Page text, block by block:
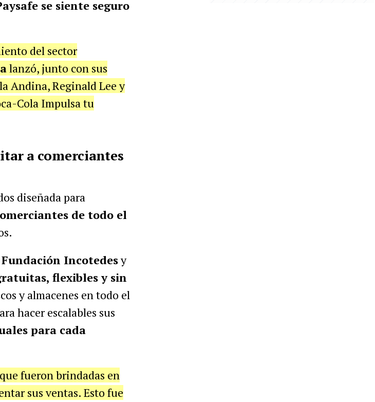
se siente seguro
del sector
lanzó, junto con sus
Andina, Reginald Lee y
Cola Impulsa tu
a comerciantes
diseñada para
de todo el
Fundación Incotedesy
flexibles y sin
y almacenes en todo el
hacer escalables sus
para cada
fueron brindadas en
sus ventas. Esto fue